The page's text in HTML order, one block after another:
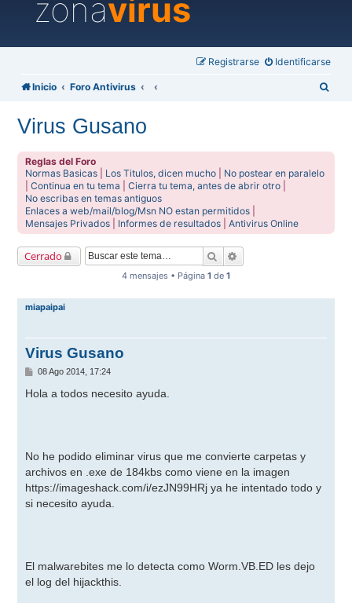
zonavirus
Identificarse
Registrarse
Inicio Foro Antivirus
Virus Gusano
Reglas del Foro
Normas Basicas
Los Titulos, dicen mucho
No postear en paralelo
|Continua en tu tema |Cierra tu tema, antes de abrir otro
No escribas en temas antiguos
Enlaces a web/mail/blog/Msn NO estan permitidos
Mensajes Privados
Informes de resultados |Antivirus Online
Cerrado Buscar
4 mensajes • Página 1 de 1
miapaipai
Virus Gusano
M
n
08 Ago 2014, 17:24
Hola a todos necesito ayuda.
No he podido eliminar virus que me convierte carpetas y
archivos en .exe de 184kbs como viene en la imagen
https://imageshack.com/i/ezJN99HRj ya he intentado todo y
si necesito ayuda.
El malwarebites me lo detecta como Worm.VB.ED les dejo
el log del hijackthis.